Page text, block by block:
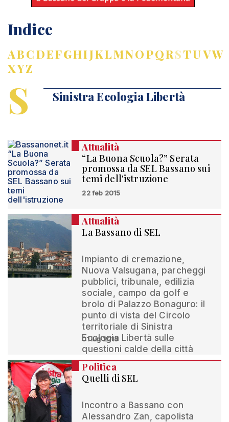
Indice
ABCDEFGHIJKLMNOPQRSTUVW
XYZ
S Sinistra Ecologia Libertà
Attualità
“La Buona Scuola?” Serata
promossa da SEL Bassano sui
temi dell'istruzione
22 feb 2015
Attualità
La Bassano di SEL
Impianto di cremazione,
Nuova Valsugana, parcheggi
pubblici, tribunale, edilizia
sociale, campo da golf e
brolo di Palazzo Bonaguro: il
punto di vista del Circolo
territoriale di Sinistra
Ecologia Libertà sulle
questioni calde della città
01 lug 2013
Politica
Quelli di SEL
Incontro a Bassano con
Alessandro Zan, capolista